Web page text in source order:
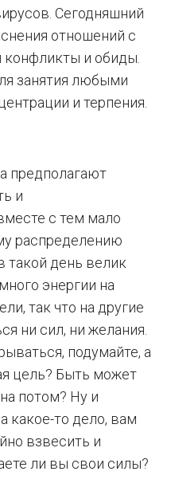
Сегодняшний
отношений с
и обиды.
занятия любыми
и терпения.
предполагают
и
с тем мало
распределению
такой день велик
энергии на
так что на другие
ни сил, ни желания.
подумайте, а
цель? Быть может
потом? Ну и
какое-то дело, вам
взвесить и
ли вы свои силы?